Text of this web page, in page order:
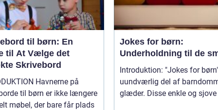
til børn: En
til At Vælge det
Skrivebord
Havnerne på
til børn er ikke længere
møbel, der bare får plads
Jokes for børn:
Underholdning til de
Introduktion: "Jokes for
uundværlig del af
glæder. Disse enkle og